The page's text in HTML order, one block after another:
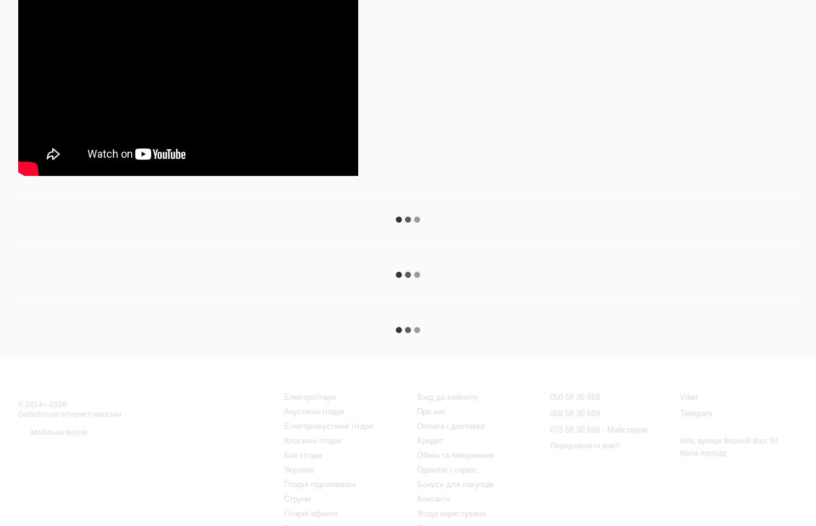
© 2014—2026
Guitarhouse інтернет-магазин
Мобільна версія
Електрогітари
Акустичні гітари
Електроакустичні гітари
Класичні гітари
Бас-гітари
Укулеле
Гітарні підсилювачі
Струни
Гітарні ефекти
Вхід до кабінету
Про нас
Оплата і доставка
Кредит
Обмін та повернення
Гарантія і сервіс
Бонуси для покупців
Контакти
Угода користувача
050 58 30 659
068 58 30 659
073 58 30 659 - Майстерня
Передзвонити вам?
Viber
Telegram
Київ, вулиця Верхній Вал, 54
Мапа проїзду